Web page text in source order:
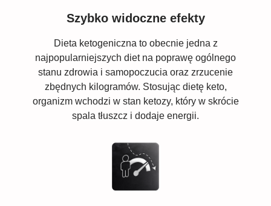
Szybko widoczne efekty
Dieta ketogeniczna to obecnie jedna z
najpopularniejszych diet na poprawę ogólnego
stanu zdrowia i samopoczucia oraz zrzucenie
zbędnych kilogramów. Stosując dietę keto,
organizm wchodzi w stan ketozy, który w skrócie
spala tłuszcz i dodaje energii.